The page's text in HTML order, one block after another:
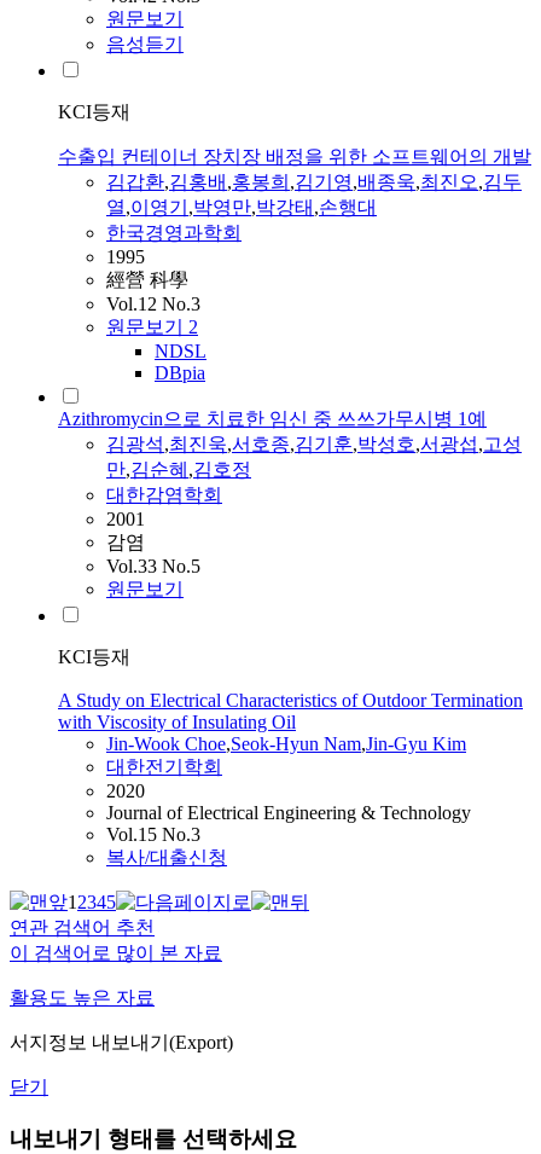
원문보기
음성듣기
KCI등재
수출입 컨테이너 장치장 배정을 위한 소프트웨어의 개발
김갑환,김홍배 ,홍봉희 ,김기영,배종욱,최진오,김두
열,이영기 ,박영만,박강태 ,손행대
한국경영과학회
1995
經營 科學
Vol.12 No.3
원문보기 2
NDSL
DBpia
Azithromycin으로 치료한 임신 중 쓰쓰가무시병 1예
김광석,최진욱,서호종,김기훈,박성호,서광섭,고성
만,김순혜 ,김호정
대한감염학회
2001
감염
Vol.33 No.5
원문보기
KCI등재
A Study on Electrical Characteristics of Outdoor Termination
with Viscosity of Insulating Oil
Jin‑Wook Choe,Seok‑Hyun Nam,Jin‑Gyu Kim
대한전기학회
2020
Journal of Electrical Engineering & Technology
Vol.15 No.3
복사/대출신청
12345
연관 검색어 추천
이 검색어로 많이 본 자료
활용도 높은 자료
서지정보 내보내기(Export)
닫기
내보내기 형태를 선택하세요